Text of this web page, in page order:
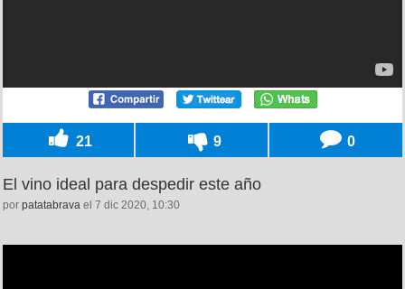
21 9 0
El vino ideal para despedir este año
por patatabrava el 7 dic 2020, 10:30